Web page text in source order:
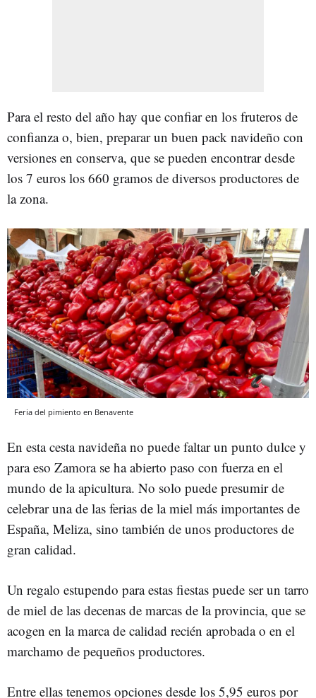
Para el resto del año hay que confiar en los fruteros de
confianza o, bien, preparar un buen pack navideño con
versiones en conserva, que se pueden encontrar desde
los 7 euros los 660 gramos de diversos productores de
la zona.
Feria del pimiento en Benavente
En esta cesta navideña no puede faltar un punto dulce y
para eso Zamora se ha abierto paso con fuerza en el
mundo de la apicultura. No solo puede presumir de
celebrar una de las ferias de la miel más importantes de
España, Meliza, sino también de unos productores de
gran calidad.
Un regalo estupendo para estas fiestas puede ser un tarro
de miel de las decenas de marcas de la provincia, que se
acogen en la marca de calidad recién aprobada o en el
marchamo de pequeños productores.
Entre ellas tenemos opciones desde los 5,95 euros por